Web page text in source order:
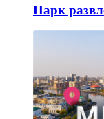
Парк